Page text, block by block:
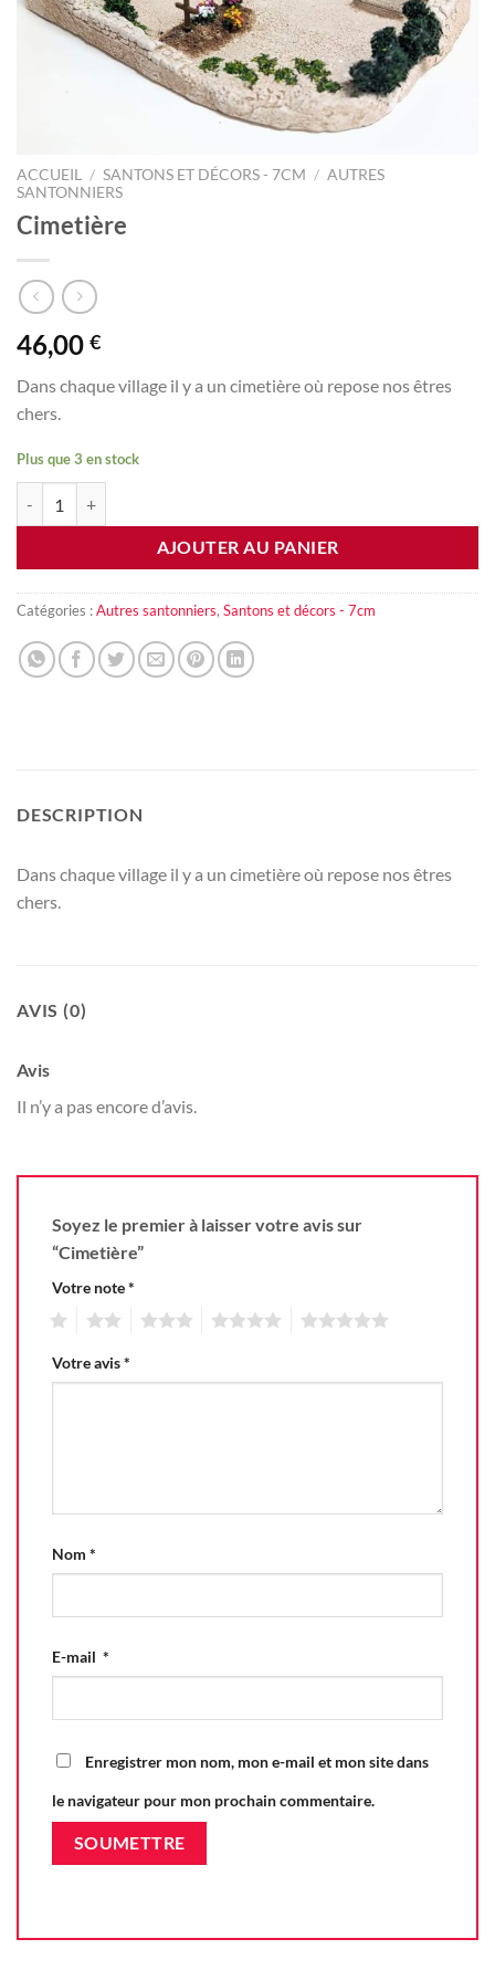
ACCUEIL / SANTONS ET DÉCORS - 7CM / AUTRES
SANTONNIERS
Cimetière
46,00 €
Dans chaque village il y a un cimetière où repose nos êtres
chers.
Plus que 3 en stock
AJOUTER AU PANIER
Catégories :Autres santonniers, Santons et décors - 7cm
DESCRIPTION
Dans chaque village il y a un cimetière où repose nos êtres
chers.
AVIS (0)
Avis
Il n’y a pas encore d’avis.
Soyez le premier à laisser votre avis sur
“Cimetière”
Votre note*
Votre avis*
Nom *
E-mail *
Enregistrer mon nom, mon e-mail et mon site dans
le navigateur pour mon prochain commentaire.